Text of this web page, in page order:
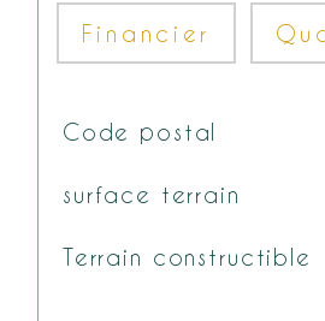
Financier
Code postal
surface terrain
Terrain constructible